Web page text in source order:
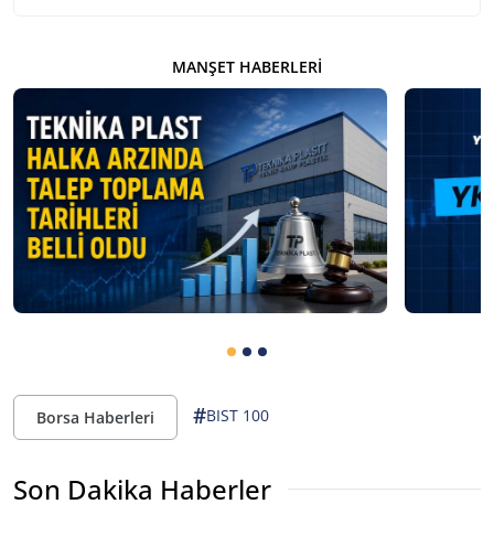
MANŞET HABERLERI
Borsa Haberleri #BIST 100
Son Dakika Haberler